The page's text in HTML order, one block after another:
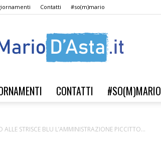
Contatti #so(m)mario
CONTATTI #SO(M)MARIO
STRISCE BLU L’AMMINISTRAZIONE PICCITTO...